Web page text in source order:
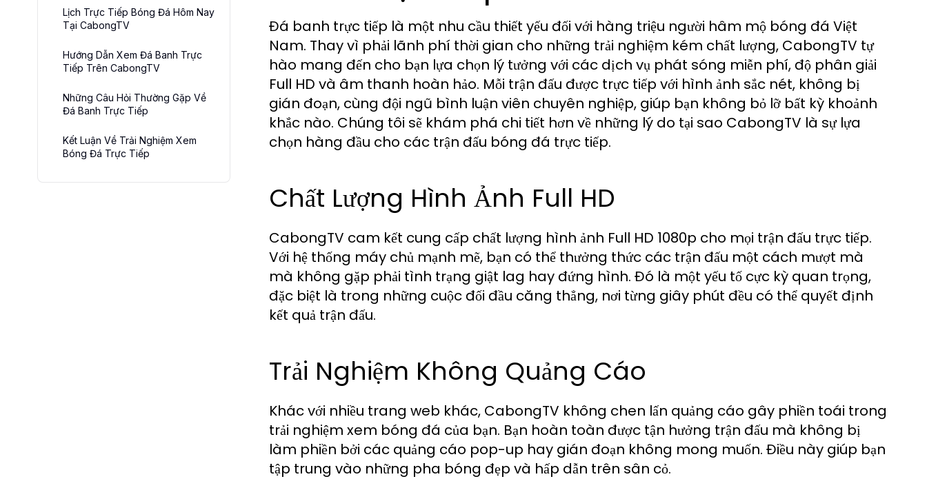
Lịch Trực Tiếp Bóng Đá Hôm Nay
Tại CabongTV
Hướng Dẫn Xem Đá Banh Trực
Tiếp Trên CabongTV
Những Câu Hỏi Thường Gặp Về
Đá Banh Trực Tiếp
Kết Luận Về Trải Nghiệm Xem
Bóng Đá Trực Tiếp
Đá banh trực tiếp là một nhu cầu thiết yếu đối với hàng triệu người hâm mộ bóng đá Việt
Nam. Thay vì phải lãnh phí thời gian cho những trải nghiệm kém chất lượng, CabongTV tự
hào mang đến cho bạn lựa chọn lý tưởng với các dịch vụ phát sóng miễn phí, độ phân giải
Full HD và âm thanh hoàn hảo. Mỗi trận đấu được trực tiếp với hình ảnh sắc nét, không bị
gián đoạn, cùng đội ngũ bình luận viên chuyên nghiệp, giúp bạn không bỏ lỡ bất kỳ khoảnh
khắc nào. Chúng tôi sẽ khám phá chi tiết hơn về những lý do tại sao CabongTV là sự lựa
chọn hàng đầu cho các trận đấu bóng đá trực tiếp.
Chất Lượng Hình Ảnh Full HD
CabongTV cam kết cung cấp chất lượng hình ảnh Full HD 1080p cho mọi trận đấu trực tiếp.
Với hệ thống máy chủ mạnh mẽ, bạn có thể thưởng thức các trận đấu một cách mượt mà
mà không gặp phải tình trạng giật lag hay đứng hình. Đó là một yếu tố cực kỳ quan trọng,
đặc biệt là trong những cuộc đối đầu căng thẳng, nơi từng giây phút đều có thể quyết định
kết quả trận đấu.
Trải Nghiệm Không Quảng Cáo
Khác với nhiều trang web khác, CabongTV không chen lấn quảng cáo gây phiền toái trong
trải nghiệm xem bóng đá của bạn. Bạn hoàn toàn được tận hưởng trận đấu mà không bị
làm phiền bởi các quảng cáo pop-up hay gián đoạn không mong muốn. Điều này giúp bạn
tập trung vào những pha bóng đẹp và hấp dẫn trên sân cỏ.